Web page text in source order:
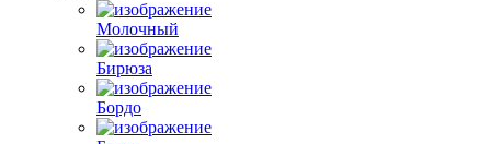
Молочный
Бирюза
Бордо